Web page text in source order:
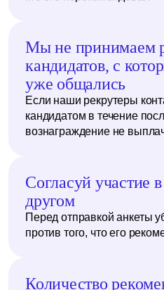
Мы не принимаем
кандидатов, с
уже общались
Если наши рекрутеры
кандидатом в течение
вознаграждение не
Согласуй участие
другом
Перед отправкой анкеты
против того, что его
Количество